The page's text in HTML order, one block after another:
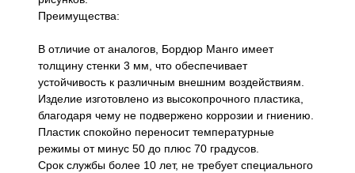
Преимущества:
В отличие от аналогов, Бордюр Манго имеет
толщину стенки 3 мм, что обеспечивает
устойчивость к различным внешним воздействиям.
Изделие изготовлено из высокопрочного пластика,
благодаря чему не подвержено коррозии и гниению.
Пластик спокойно переносит температурные
режимы от минус 50 до плюс 70 градусов.
Срок службы более 10 лет, не требует специального